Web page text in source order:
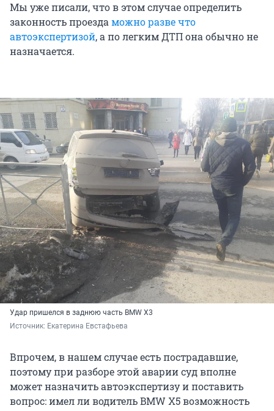
Мы уже писали, что в этом случае определить
законность проезда можно разве что
автоэкспертизой, а по легким ДТП она обычно не
назначается.
Удар пришелся в заднюю часть BMW X3
Источник: Екатерина Евстафьева
Впрочем, в нашем случае есть пострадавшие,
поэтому при разборе этой аварии суд вполне
может назначить автоэкспертизу и поставить
вопрос: имел ли водитель BMW X5 возможность